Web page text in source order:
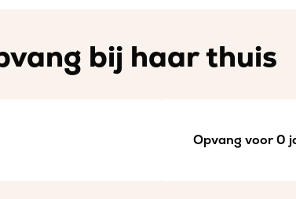
bij haar thuis
Opvang voor 0